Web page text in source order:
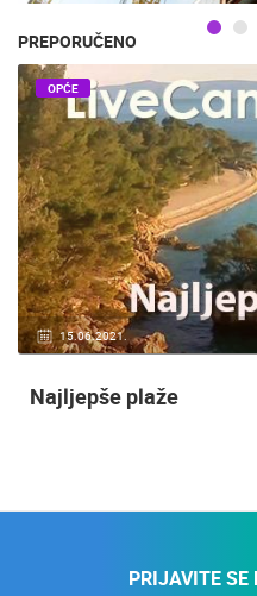
PREPORUČENO
15.06.2021.
OPĆE
Najljepše plaže
PRIJAVITE SE